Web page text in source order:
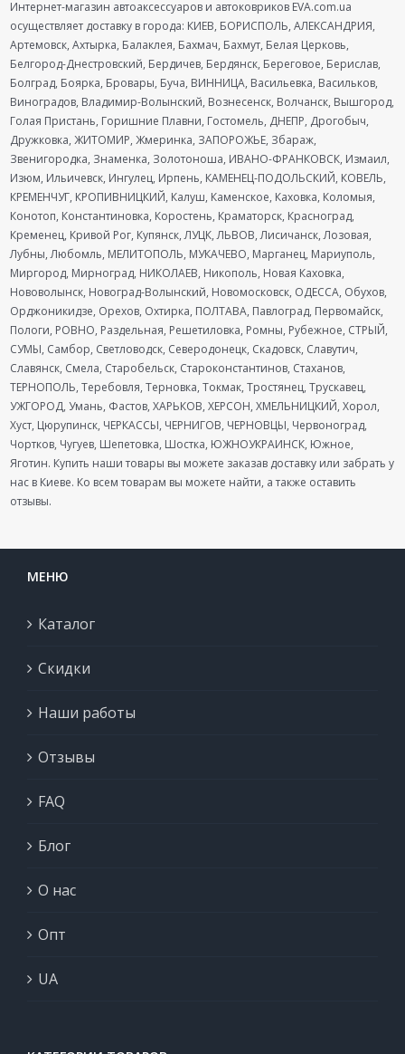
Интернет-магазин автоаксессуаров и автоковриков EVA.com.ua
осуществляет доставку в города: КИЕВ, БОРИСПОЛЬ, АЛЕКСАНДРИЯ,
Артемовск, Ахтырка, Балаклея, Бахмач, Бахмут, Белая Церковь,
Белгород-Днестровский, Бердичев, Бердянск, Береговое, Берислав,
Болград, Боярка, Бровары, Буча, ВИННИЦА, Васильевка, Васильков,
Виноградов, Владимир-Волынский, Вознесенск, Волчанск, Вышгород,
Голая Пристань, Горишние Плавни, Гостомель, ДНЕПР, Дрогобыч,
Дружковка, ЖИТОМИР, Жмеринка, ЗАПОРОЖЬЕ, Збараж,
Звенигородка, Знаменка, Золотоноша, ИВАНО-ФРАНКОВСК, Измаил,
Изюм, Ильичевск, Ингулец, Ирпень, КАМЕНЕЦ-ПОДОЛЬСКИЙ, КОВЕЛЬ,
КРЕМЕНЧУГ, КРОПИВНИЦКИЙ, Калуш, Каменское, Каховка, Коломыя,
Конотоп, Константиновка, Коростень, Краматорск, Красноград,
Кременец, Кривой Рог, Купянск, ЛУЦК, ЛЬВОВ, Лисичанск, Лозовая,
Лубны, Любомль, МЕЛИТОПОЛЬ, МУКАЧЕВО, Марганец, Мариуполь,
Миргород, Мирноград, НИКОЛАЕВ, Никополь, Новая Каховка,
Нововолынск, Новоград-Волынский, Новомосковск, ОДЕССА, Обухов,
Орджоникидзе, Орехов, Охтирка, ПОЛТАВА, Павлоград, Первомайск,
Пологи, РОВНО, Раздельная, Решетиловка, Ромны, Рубежное, СТРЫЙ,
СУМЫ, Самбор, Светловодск, Северодонецк, Скадовск, Славутич,
Славянск, Смела, Старобельск, Староконстантинов, Стаханов,
ТЕРНОПОЛЬ, Теребовля, Терновка, Токмак, Тростянец, Трускавец,
УЖГОРОД, Умань, Фастов, ХАРЬКОВ, ХЕРСОН, ХМЕЛЬНИЦКИЙ, Хорол,
Хуст, Цюрупинск, ЧЕРКАССЫ, ЧЕРНИГОВ, ЧЕРНОВЦЫ, Червоноград,
Чортков, Чугуев, Шепетовка, Шостка, ЮЖНОУКРАИНСК, Южное,
Яготин. Купить наши товары вы можете заказав доставку или забрать у
нас в Киеве. Ко всем товарам вы можете найти, а также оставить
отзывы.
МЕНЮ
Каталог
Скидки
Наши работы
Отзывы
FAQ
Блог
О нас
Опт
UA